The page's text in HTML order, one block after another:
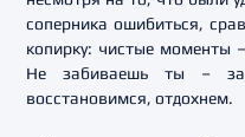
соперника ошибиться,
копирку: чистые моменты
Не забиваешь ты –
восстановимся, отдохнем.